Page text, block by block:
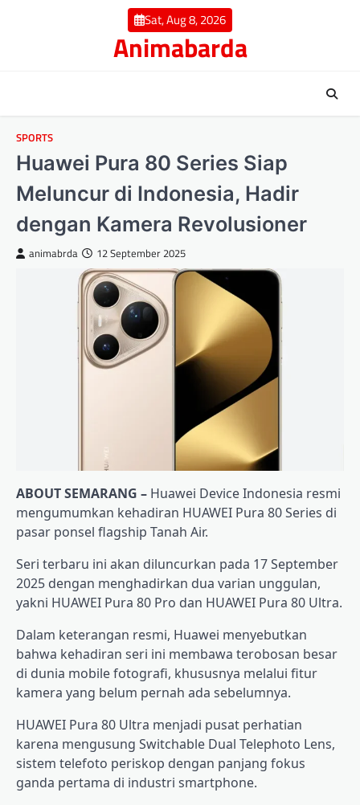
Sat, Aug 8, 2026
Animabarda
SPORTS
Huawei Pura 80 Series Siap
Meluncur di Indonesia, Hadir
dengan Kamera Revolusioner
animabrda 12 September 2025
ABOUT SEMARANG – Huawei Device Indonesia resmi
mengumumkan kehadiran HUAWEI Pura 80 Series di
pasar ponsel flagship Tanah Air.
Seri terbaru ini akan diluncurkan pada 17 September
2025 dengan menghadirkan dua varian unggulan,
yakni HUAWEI Pura 80 Pro dan HUAWEI Pura 80 Ultra.
Dalam keterangan resmi, Huawei menyebutkan
bahwa kehadiran seri ini membawa terobosan besar
di dunia mobile fotografi, khususnya melalui fitur
kamera yang belum pernah ada sebelumnya.
HUAWEI Pura 80 Ultra menjadi pusat perhatian
karena mengusung Switchable Dual Telephoto Lens,
sistem telefoto periskop dengan panjang fokus
ganda pertama di industri smartphone.